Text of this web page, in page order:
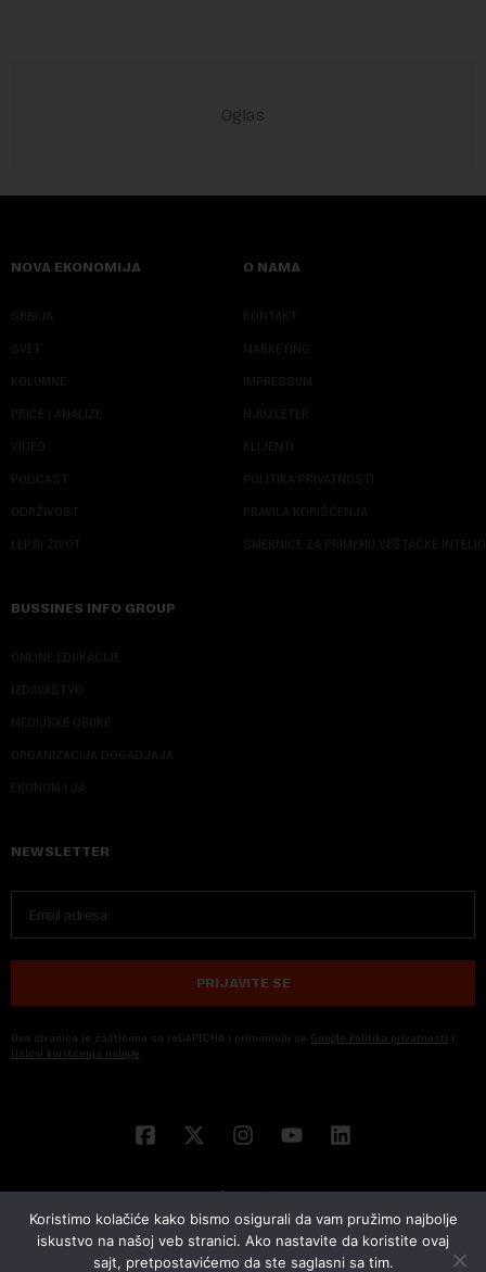
NOVA EKONOMIJA
SRBIJA
SVET
KOLUMNE
PRIČE I ANALIZE
VIDEO
PODCAST
ODRŽIVOST
LEPŠI ŽIVOT
O NAMA
KONTAKT
MARKETING
IMPRESSUM
NJUZLETER
KLIJENTI
POLITIKA PRIVATNOSTI
PRAVILA KORIŠĆENJA
SMERNICE ZA PRIMENU VEŠTAČKE
BUSSINES INFO GROUP
ONLINE EDUKACIJE
IZDAVAŠTVO
MEDIJSKE OBUKE
ORGANIZACIJA DOGADJAJA
EKONOM I JA
NEWSLETTER
PRIJAVITE SE
Ova stranica je zaštićena sa reCAPTCHA i primenjuju se Google Politika privatnosti i
Uslovi korišćenja usluge
Koristimo kolačiće kako bismo osigurali da vam pružimo najbolje
iskustvo na našoj veb stranici. Ako nastavite da koristite ovaj
sajt, pretpostavićemo da ste saglasni sa tim.